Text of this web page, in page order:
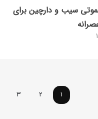
سیب و دارچین برای
1
2
3